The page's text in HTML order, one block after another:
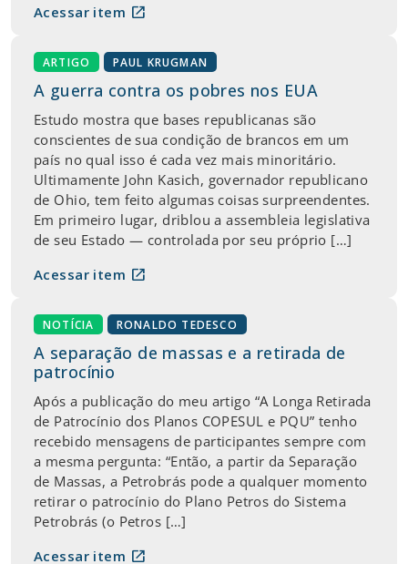
Acessar item open_in_new
ARTIGO PAUL KRUGMAN
A guerra contra os pobres nos EUA
Estudo mostra que bases republicanas são
conscientes de sua condição de brancos em um
país no qual isso é cada vez mais minoritário.
Ultimamente John Kasich, governador republicano
de Ohio, tem feito algumas coisas surpreendentes.
Em primeiro lugar, driblou a assembleia legislativa
de seu Estado — controlada por seu próprio […]
Acessar item open_in_new
NOTÍCIA RONALDO TEDESCO
A separação de massas e a retirada de
patrocínio
Após a publicação do meu artigo “A Longa Retirada
de Patrocínio dos Planos COPESUL e PQU” tenho
recebido mensagens de participantes sempre com
a mesma pergunta: “Então, a partir da Separação
de Massas, a Petrobrás pode a qualquer momento
retirar o patrocínio do Plano Petros do Sistema
Petrobrás (o Petros […]
Acessar item open_in_new